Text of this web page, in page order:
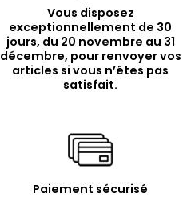
Vous disposez
exceptionnellement de 30
jours, du 20 novembre au 31
décembre, pour renvoyer vos
articles si vous n’êtes pas
satisfait.
Paiement sécurisé